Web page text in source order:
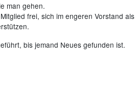
man gehen.
frei, sich im engeren Vorstand als
bis jemand Neues gefunden ist.